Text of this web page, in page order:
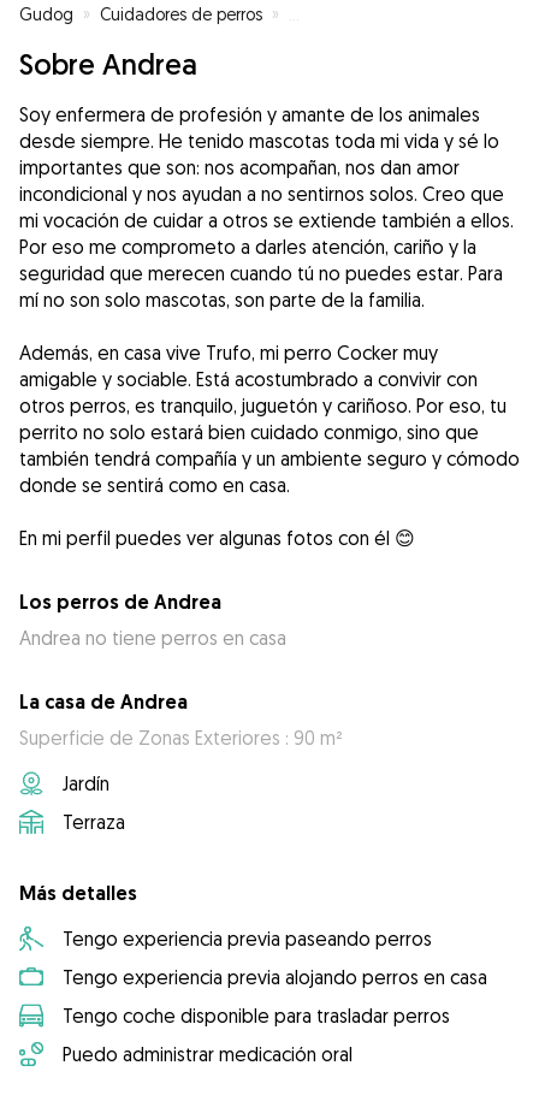
Gudog » Cuidadores de perros »
Sobre Andrea
Soy enfermera de profesión y amante de los animales
desde siempre. He tenido mascotas toda mi vida y sé lo
importantes que son: nos acompañan, nos dan amor
incondicional y nos ayudan a no sentirnos solos. Creo que
mi vocación de cuidar a otros se extiende también a ellos.
Por eso me comprometo a darles atención, cariño y la
seguridad que merecen cuando tú no puedes estar. Para
mí no son solo mascotas, son parte de la familia.
Además, en casa vive Trufo, mi perro Cocker muy
amigable y sociable. Está acostumbrado a convivir con
otros perros, es tranquilo, juguetón y cariñoso. Por eso, tu
perrito no solo estará bien cuidado conmigo, sino que
también tendrá compañía y un ambiente seguro y cómodo
donde se sentirá como en casa.
En mi perfil puedes ver algunas fotos con él 😊
Los perros de Andrea
Andrea no tiene perros en casa
La casa de Andrea
Superficie de Zonas Exteriores : 90 m²
Jardín
Terraza
Más detalles
Tengo experiencia previa paseando perros
Tengo experiencia previa alojando perros en casa
Tengo coche disponible para trasladar perros
Puedo administrar medicación oral